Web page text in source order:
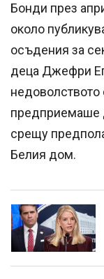
Бонди през
около
осъдения за
деца Джефри
недоволството
предприемаше
срещу
Белия дом.